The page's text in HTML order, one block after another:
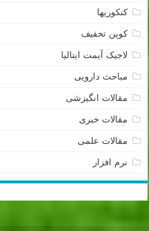
کنکوریها
کوپن تخفیف
لاجیک آیمت ایتالیا
مباحث دارویی
مقالات انگیزشی
مقالات خبری
مقالات علمی
نرم افزار